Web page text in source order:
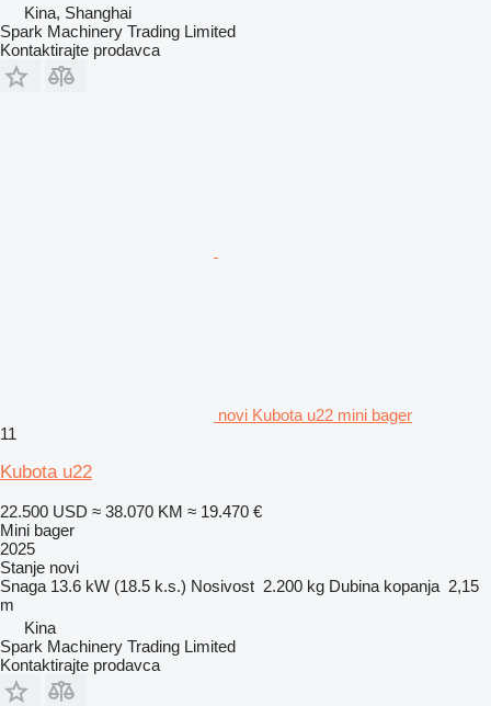
Kina, Shanghai
Spark Machinery Trading Limited
Kontaktirajte prodavca
novi Kubota u22 mini bager
11
Kubota u22
22.500 USD ≈ 38.070 KM ≈ 19.470 €
Mini bager
2025
Stanje novi
Snaga 13.6 kW (18.5 k.s.) Nosivost 2.200 kg Dubina kopanja 2,15
m
Kina
Spark Machinery Trading Limited
Kontaktirajte prodavca